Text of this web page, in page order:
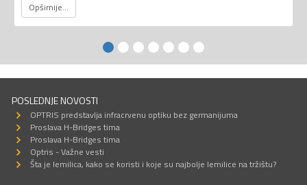
Opširnije...
POSLEDNJE NOVOSTI
OPTRIS predstavlja infracrvenu optiku bez germanijuma
Proslava H-Bridges tima
Proslava H-Bridges tima
Optris - Važne vesti
Šta je lemilica, kako se koristi i koje su najbolje lemilice na tržištu?